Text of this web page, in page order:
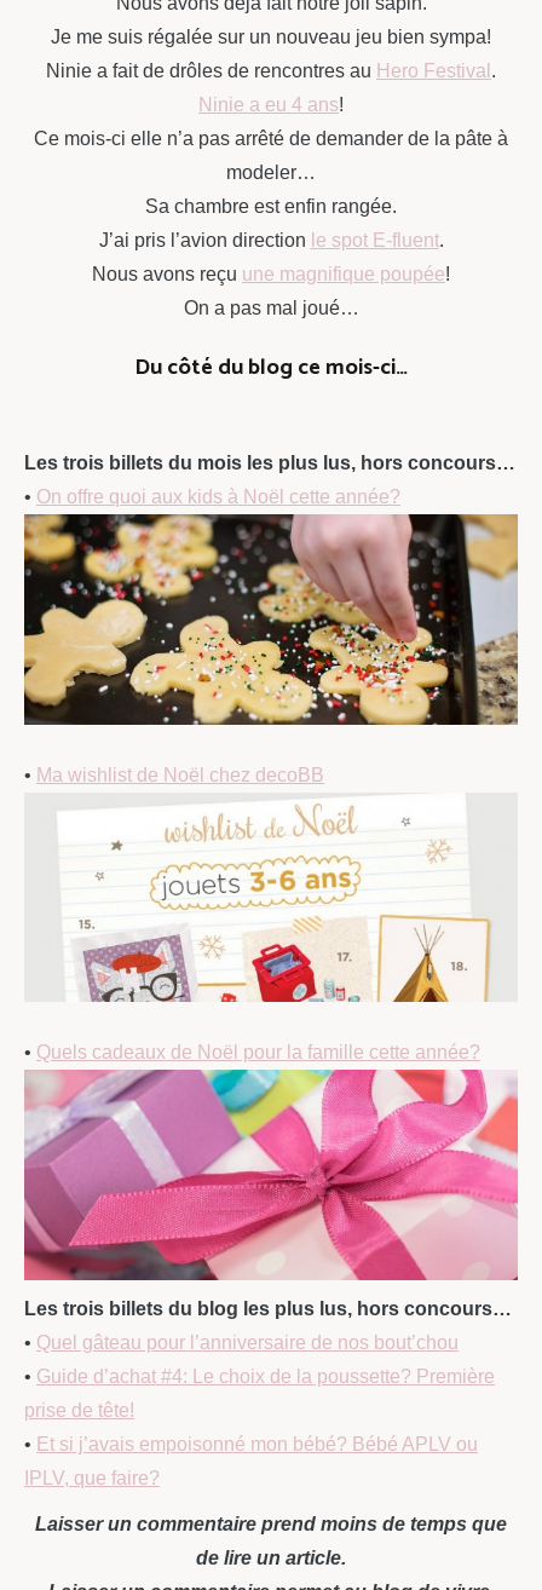
Je me suis régalée sur un nouveau jeu bien sympa!
Ninie a fait de drôles de rencontres au Hero Festival .
Ninie a eu 4 ans!
Ce mois-ci elle n’a pas arrêté de demander de la pâte à
modeler…
Sa chambre est enfin rangée.
J’ai pris l’avion direction le spot E-fluent.
Nous avons reçu une magnifique poupée!
On a pas mal joué…
Du côté du blog ce mois-ci…
Les trois billets du mois les plus lus, hors concours…
• On offre quoi aux kids à Noël cette année?
• Ma wishlist de Noël chez decoBB
• Quels cadeaux de Noël pour la famille cette année?
Les trois billets du blog les plus lus, hors concours…
• Quel gâteau pour l’anniversaire de nos bout’chou
• Guide d’achat #4: Le choix de la poussette? Première
prise de tête!
• Et si j’avais empoisonné mon bébé? Bébé APLV ou
IPLV, que faire?
Laisser un commentaire prend moins de temps que
de lire un article.